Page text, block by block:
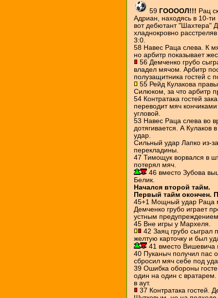
59 ГООООЛ!!! Рац
Адриан, находясь в 10-
вот дебютант "Шахтера"
хладнокровно
3:0.
58 Навес Раца слева. К
но арбитр показывает
56 Демченко грубо
владел мячом. Арбитр
полузащитника гостей с
55 Рейд Кулакова
Силюком, за что арбитр
54 Контратака гостей
переводит мяч
угловой.
53 Навес Раца слева во
дотягивается. А Кулаков
удар.
Сильный удар Лапко из-
перекладины.
47 Тимощук ворвался в
потерял мяч.
46 вместо Зубова
Белик.
Начался второй тайм.
Первый тайм окончен.
45+1 Мощный удар Раца
Демченко грубо играет
устным
45 Вне игры у Мархеля.
42 Заяц грубо сыграл
желтую карточку и был
41 вместо Вишевича
40 Пуканыч получил пас
сбросил мяч себе под
39 Ошибка обороны
один на один с
в аут.
37 Контратака гостей.